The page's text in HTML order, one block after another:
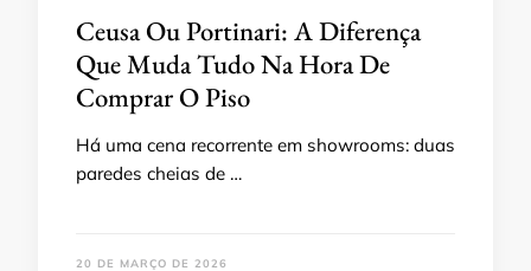
Ceusa Ou Portinari: A Diferença
Que Muda Tudo Na Hora De
Comprar O Piso
Há uma cena recorrente em showrooms: duas
paredes cheias de …
20 DE MARÇO DE 2026